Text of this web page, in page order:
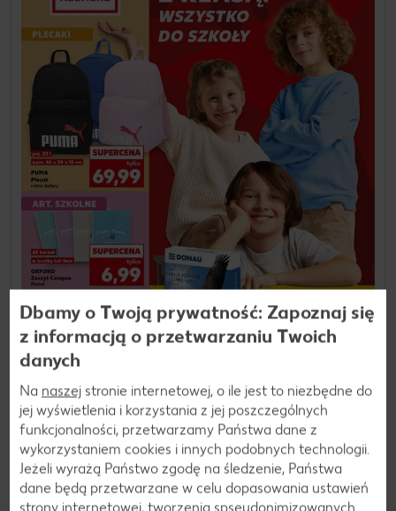
30.07.2026 - 11.08.2026
Kaufland
Dbamy o Twoją prywatność: Zapoznaj się
z informacją o przetwarzaniu Twoich
danych
Na naszej stronie internetowej, o ile jest to niezbędne do
jej wyświetlenia i korzystania z jej poszczególnych
funkcjonalności, przetwarzamy Państwa dane z
wykorzystaniem cookies i innych podobnych technologii.
Jeżeli wyrażą Państwo zgodę na śledzenie, Państwa
dane będą przetwarzane w celu dopasowania ustawień
strony internetowej, tworzenia spseudonimizowanych